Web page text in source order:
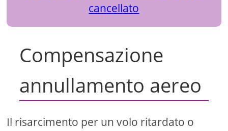
cancellato
Compensazione
annullamento aereo
Il risarcimento per un volo ritardato o